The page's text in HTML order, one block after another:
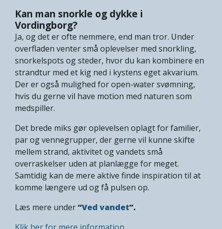
Kan man snorkle og dykke i
Vordingborg?
Ja, og det er ofte nemmere, end man tror. Under
overfladen venter små oplevelser med snorkling,
snorkelspots og steder, hvor du kan kombinere en
strandtur med et kig ned i kystens eget akvarium.
Der er også mulighed for open-water svømning,
hvis du gerne vil have motion med naturen som
medspiller.
Det brede miks gør oplevelsen oplagt for familier,
par og vennegrupper, der gerne vil kunne skifte
mellem strand, aktivitet og vandets små
overraskelser uden at planlægge for meget.
Samtidig kan de mere aktive finde inspiration til at
komme længere ud og få pulsen op.
Læs mere under“Ved vandet”.